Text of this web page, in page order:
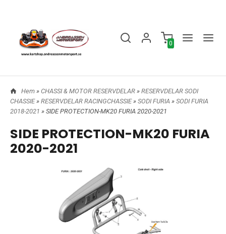
0
Hem » CHASSI & MOTOR RESERVDELAR » RESERVDELAR SODI
CHASSIE» RESERVDELAR RACINGCHASSIE» SODI FURIA » SODI FURIA
2018-2021 » SIDE PROTECTION-MK20 FURIA 2020-2021
SIDE PROTECTION-MK20 FURIA
2020-2021